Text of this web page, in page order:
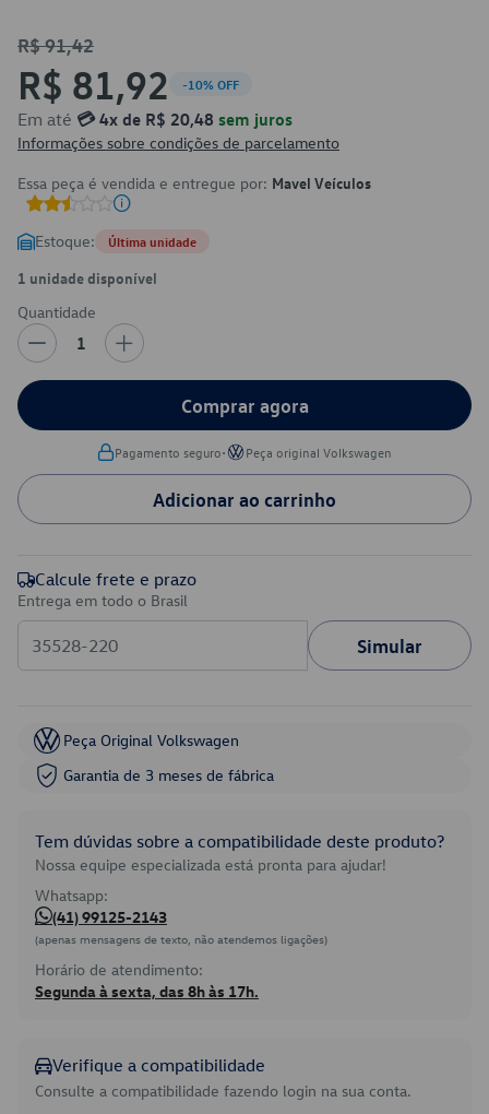
R$ 91,42
R$ 81,92 -10% OFF
Em até 💳 4x de R$ 20,48 sem juros
Informações sobre condições de parcelamento
Essa peça é vendida e entregue por: Mavel Veículos
Estoque: Última unidade
1 unidade disponível
Quantidade
1
Comprar agora
Pagamento seguro• Peça original Volkswagen
Adicionar ao carrinho
Calcule frete e prazo
Entrega em todo o Brasil
Simular
Peça Original Volkswagen
Garantia de 3 meses de fábrica
Tem dúvidas sobre a compatibilidade deste produto?
Nossa equipe especializada está pronta para ajudar!
Whatsapp:
(41) 99125-2143
(apenas mensagens de texto, não atendemos ligações)
Horário de atendimento:
Segunda à sexta, das 8h às 17h.
Verifique a compatibilidade
Consulte a compatibilidade fazendo login na sua conta.